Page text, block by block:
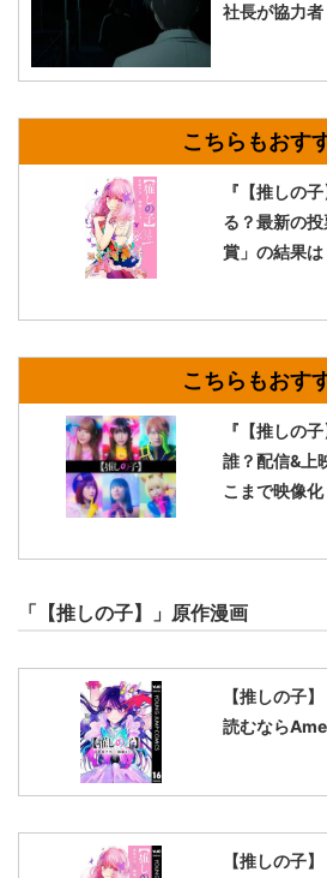
社長が協力者
『【推しの
る？最新の
賞」の結果は
『【推しの
誰？配信&上
こまで映像化
「【推しの子】」原作漫画
【推しの子
読むなら
【推しの子